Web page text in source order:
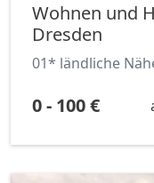
Wohnen und
Dresden
01* ländliche
0 - 100 €